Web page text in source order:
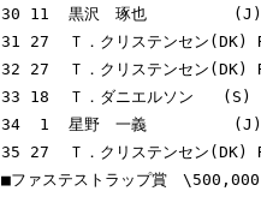
30 11  黒沢　琢也         (J)
31 27  Ｔ．クリステンセン
32 27  Ｔ．クリステンセン
33 18  Ｔ．ダニエルソン
34  1  星野　一義         (J)
35 27  Ｔ．クリステンセン
■ファステストラップ賞　